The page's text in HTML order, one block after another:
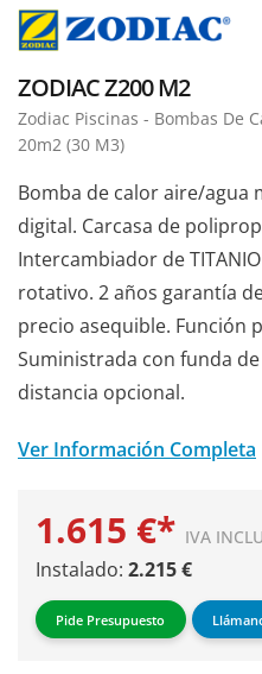
ZODIAC Z200 M2
Zodiac Piscinas - Bombas De
20m2 (30 M3)
Bomba de calor aire/agua
digital. Carcasa de
Intercambiador de
rotativo. 2 años garantía
precio asequible. Función
Suministrada con funda
distancia opcional.
Ver Información Completa
1.615 €* IVA
Instalado: 2.215 €
Pide Presupuesto